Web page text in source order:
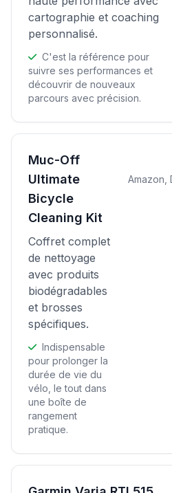
cartographie et coaching
personnalisé.
C'est la référence pour
suivre ses performances et
découvrir de nouveaux
parcours avec précision.
Muc-Off
Ultimate
Bicycle
Cleaning Kit
Coffret complet
de nettoyage
avec produits
biodégradables
et brosses
spécifiques.
Indispensable
pour prolonger la
durée de vie du
vélo, le tout dans
une boîte de
rangement
pratique.
Amazon,